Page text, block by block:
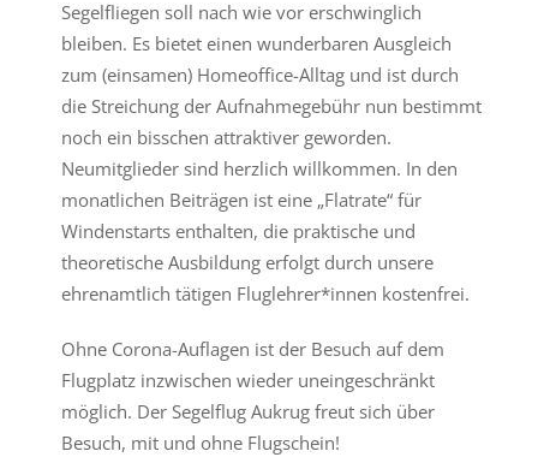
Segelfliegen soll nach wie vor erschwinglich
bleiben. Es bietet einen wunderbaren Ausgleich
zum (einsamen) Homeoffice-Alltag und ist durch
die Streichung der Aufnahmegebühr nun bestimmt
noch ein bisschen attraktiver geworden.
Neumitglieder sind herzlich willkommen. In den
monatlichen Beiträgen ist eine „Flatrate“ für
Windenstarts enthalten, die praktische und
theoretische Ausbildung erfolgt durch unsere
ehrenamtlich tätigen Fluglehrer*innen kostenfrei.
Ohne Corona-Auflagen ist der Besuch auf dem
Flugplatz inzwischen wieder uneingeschränkt
möglich. Der Segelflug Aukrug freut sich über
Besuch, mit und ohne Flugschein!